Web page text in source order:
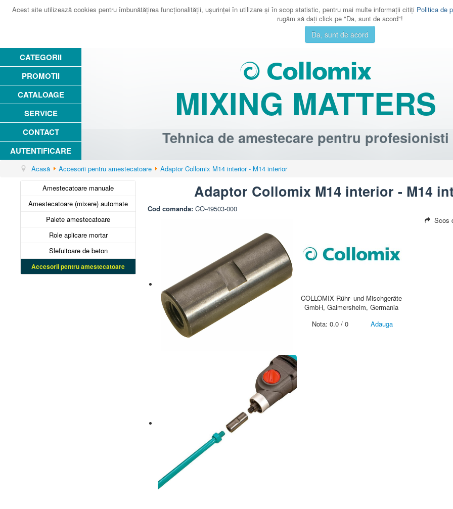
Acest site utilizează cookies pentru îmbunătăţirea funcţionalităţii, uşurinţei în utilizare şi în scop statistic, pentru mai multe informaţii citiţi Politica de
rugăm să daţi click pe "Da, sunt de acord"!
Da, sunt de acord
CATEGORII
PROMOTII
CATALOAGE
SERVICE
CONTACT
AUTENTIFICARE
MIXING MATTERS
Tehnica de amestecare pentru profesionisti
Acasă Accesorii pentru amestecatoare
Adaptor Collomix M14 interior - M14 interior
Amestecatoare manuale
Amestecatoare (mixere) automate
Palete amestecatoare
Role aplicare mortar
Slefuitoare de beton
Accesorii pentru amestecatoare
Adaptor Collomix M14 interior - M14
Cod comanda:CO-49503-000
COLLOMIX Rühr- und Mischgeräte
GmbH, Gaimersheim, Germania
Nota: 0.0 / 0 Adauga
Scos